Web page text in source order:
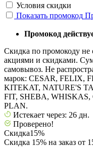
Условия скидки
Показать промокод
Промокод
Скидка по промокоду
акциями и скидками.
самовывоз. Не
марок: CESAR, FELIX,
KITEKAT, NATURE'S
FIT, SHEBA,
PLAN.
Истекает через: 26 дн.
Проверено!
Скидка15%
Скидка 15% на заказ от